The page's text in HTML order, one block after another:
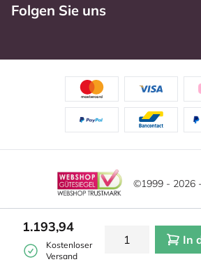
1.193,94
Kostenloser
Versand
In
Folgen Sie uns
©1999 - 2026
Haftungsausschluss
Allgemeine Geschäftsbedingungen